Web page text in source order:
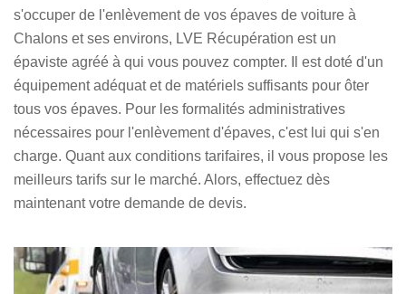
s'occuper de l'enlèvement de vos épaves de voiture à
Chalons et ses environs, LVE Récupération est un
épaviste agréé à qui vous pouvez compter. Il est doté d'un
équipement adéquat et de matériels suffisants pour ôter
tous vos épaves. Pour les formalités administratives
nécessaires pour l'enlèvement d'épaves, c'est lui qui s'en
charge. Quant aux conditions tarifaires, il vous propose les
meilleurs tarifs sur le marché. Alors, effectuez dès
maintenant votre demande de devis.